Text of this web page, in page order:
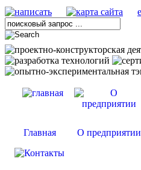
Главная О предприятии